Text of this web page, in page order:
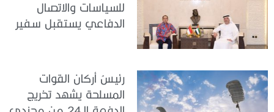
للسياسات والاتصال
الدفاعي يستقبل سفير
رئيسُ أركان القوات
المسلحة يشهد تخريج